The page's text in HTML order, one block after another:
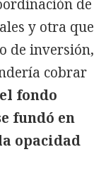
de
y otra que
de inversión,
cobrar
fondo
fundó en
opacidad